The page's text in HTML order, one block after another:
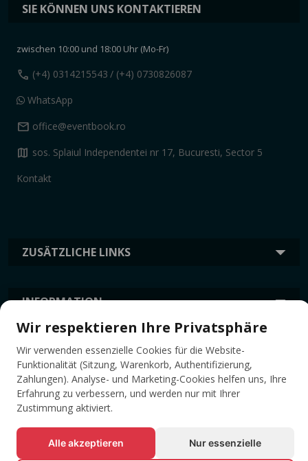
ZUSÄTZLICHE LINKS
INFORMATION
SIE KÖNNEN UNS KONTAKTIEREN
zwischen 10:00 und 18:00 Uhr (Mo-Fr)
call (+4) 0314215543 / (+4) 0730826087
WhatsApp
mail office@eventbook.ro
map sos. Splaiul Independentei nr 17, Bucuresti, Sector 5
Kontakt
TAGS
Wir respektieren Ihre Privatsphäre
Wir verwenden essenzielle Cookies für die Website-
Funktionalität (Sitzung, Warenkorb, Authentifizierung,
Zahlungen). Analyse- und Marketing-Cookies helfen uns, Ihre
Erfahrung zu verbessern, und werden nur mit Ihrer
Zustimmung aktiviert.
Alle akzeptieren Nur essenzielle